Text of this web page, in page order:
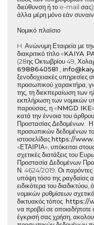
διεύθυνση ή το e-mail σας)
άλλα μέρη μόνο εάν
Νομικό πλαίσιο
H Ανώνυμη Εταιρεία με
διακριτικό τίτλο «KAIYA
(28ης Οκτωβρίου 49,
6988640581
ξενοδοχειακές υπηρεσίες
προσωπικού χαρακτήρα,
της, τη διεκπεραίωση των
εκπλήρωση των νομικών
παρούσας, η «NMGD IKE
κατά την έννοια του
Προστασίας Δεδομένων. Η
προσωπικών δεδομένων
ιστοσελίδαςhttps://www.
«ΕΤΑΙΡΙΑ», υπόκειται
σχετικές διατάξεις του
Προστασία Δεδομένων
Ν. 4624/2019. Οι παρόντες
υπόψη τόσο της ραγδαίας
ειδικότερα του
νομικών ρυθμίσεων
δικτυακός τόπος https://
να προβεί σε οποιαδήποτε
έγκρισή σας χρήση,